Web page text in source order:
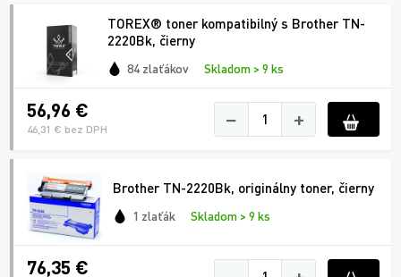
TOREX® toner kompatibilný s Brother TN-
2220Bk, čierny
84 zlaťákov Skladom > 9 ks
56,96 €
46,31 € bez DPH − +
Brother TN-2220Bk, originálny toner, čierny
1 zlaťák Skladom > 9 ks
76,35 €